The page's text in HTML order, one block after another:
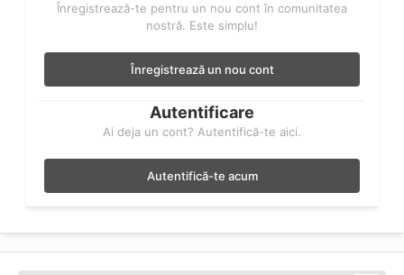
Înregistrează-te pentru un nou cont în comunitatea
nostră. Este simplu!
Înregistrează un nou cont
Autentificare
Ai deja un cont? Autentifică-te aici.
Autentifică-te acum